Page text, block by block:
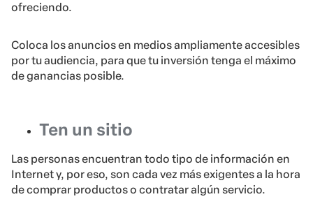
ofreciendo.
Coloca los anuncios en medios ampliamente accesibles
por tu audiencia, para que tu inversión tenga el máximo
de ganancias posible.
Ten un sitio
Las personas encuentran todo tipo de información en
Internet y, por eso, son cada vez más exigentes a la hora
de comprar productos o contratar algún servicio.